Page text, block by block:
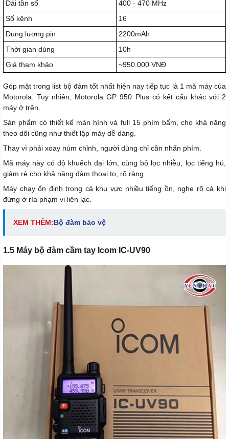
Dải tần số
400 - 470 MHz
Số kênh
16
Dung lượng pin
2200mAh
Thời gian dùng
10h
Giá tham khảo
~950.000 VNĐ
Góp mặt trong list bộ đàm tốt nhất hiện nay tiếp tục là 1 mã máy của
Motorola. Tuy nhiên, Motorola GP 950 Plus có kết cấu khác với 2
máy ở trên.
Sản phẩm có thiết kế màn hình và full 15 phím bấm, cho khả năng
theo dõi cũng như thiết lập máy dễ dàng.
Thay vì phải xoay núm chỉnh, người dùng chỉ cần nhấn phím.
Mã máy này có độ khuếch đại lớn, cùng bộ lọc nhiễu, lọc tiếng hú,
giảm rè cho khả năng đàm thoại to, rõ ràng.
Máy chạy ổn định trong cả khu vực nhiều tiếng ồn, nghe rõ cả khi
đứng ở rìa phạm vi liên lạc.
XEM THÊM:Bộ đàm bảo vệ
1.5 Máy bộ đàm cầm tay Icom IC-UV90